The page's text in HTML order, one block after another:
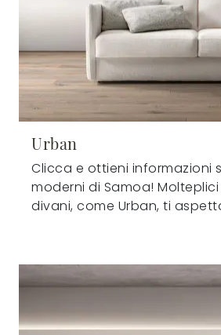
Urban
Clicca e ottieni informazioni
moderni di Samoa!
divani, come Urban, ti